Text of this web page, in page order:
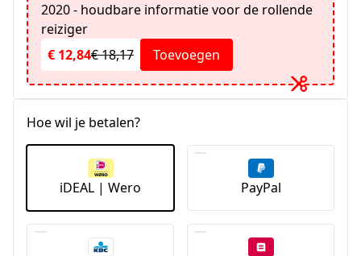
2020 - houdbare informatie voor de rollende
reiziger
€ 12,84€ 18,17 Toevoegen
Hoe wil je betalen?
iDEAL | Wero PayPal